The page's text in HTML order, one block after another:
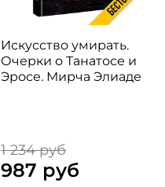
Искусство умирать.
Очерки о Танатосе и
Эросе. Мирча Элиаде
1 234 руб
987 руб